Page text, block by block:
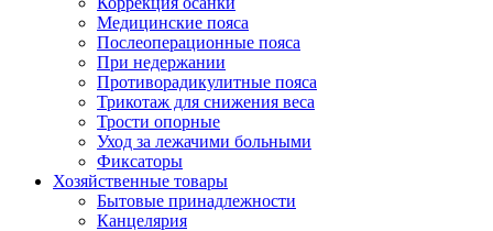
Медицинские пояса
Послеоперационные пояса
При недержании
Противорадикулитные пояса
Трикотаж для снижения веса
Трости опорные
Уход за лежачими больными
Фиксаторы
Хозяйственные товары
Бытовые принадлежности
Канцелярия